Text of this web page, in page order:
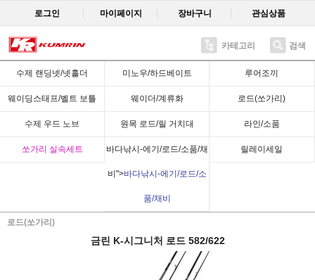
로그인 마이페이지 장바구니 관심상품
카테고리 검색
수제 랜딩넷/넷홀더 미노우/하드베이트 루어조끼
웨이딩스태프/벨트 보틀 웨이더/계류화 로드(쏘가리)
수제 우드 노브 원목 로드/릴 거치대 라인/소품
쏘가리 실속세트 바다낚시-에기/로드/소품/채
비">바다낚시-에기/로드/소
품/채비
릴레이세일
로드(쏘가리)
Recent
금린 K-시그니처 로드 582/622